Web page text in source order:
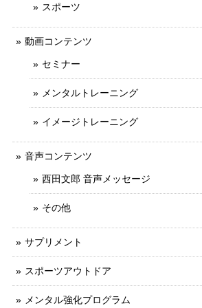
スポーツ
動画コンテンツ
セミナー
メンタルトレーニング
イメージトレーニング
音声コンテンツ
西田文郎 音声メッセージ
その他
サプリメント
スポーツアウトドア
メンタル強化プログラム